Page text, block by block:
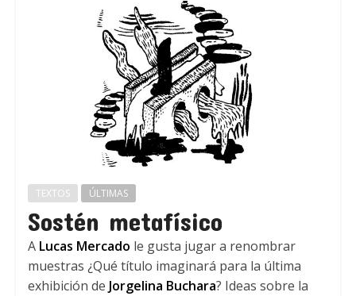
TEXTOS ÚLTIMAS
Sostén metafísico
A Lucas Mercado le gusta jugar a renombrar
muestras ¿Qué título imaginará para la última
exhibición de Jorgelina Buchara? Ideas sobre la